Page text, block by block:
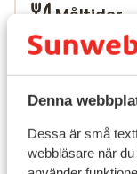
Denna
Dessa är små
webbläsare när
härliga
Strand Bara
hittar du den
härliga
törstig är det
dalmatiska
Måltider
Vad våra
Det här är 100 %
speglar deras